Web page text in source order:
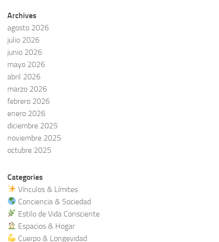
Archives
agosto 2026
julio 2026
junio 2026
mayo 2026
abril 2026
marzo 2026
febrero 2026
enero 2026
diciembre 2025
noviembre 2025
octubre 2025
Categories
Vínculos & Límites
Conciencia & Sociedad
Estilo de Vida Consciente
Espacios & Hogar
Cuerpo & Longevidad